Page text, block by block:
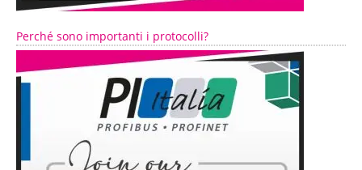
Perché sono importanti i protocolli?